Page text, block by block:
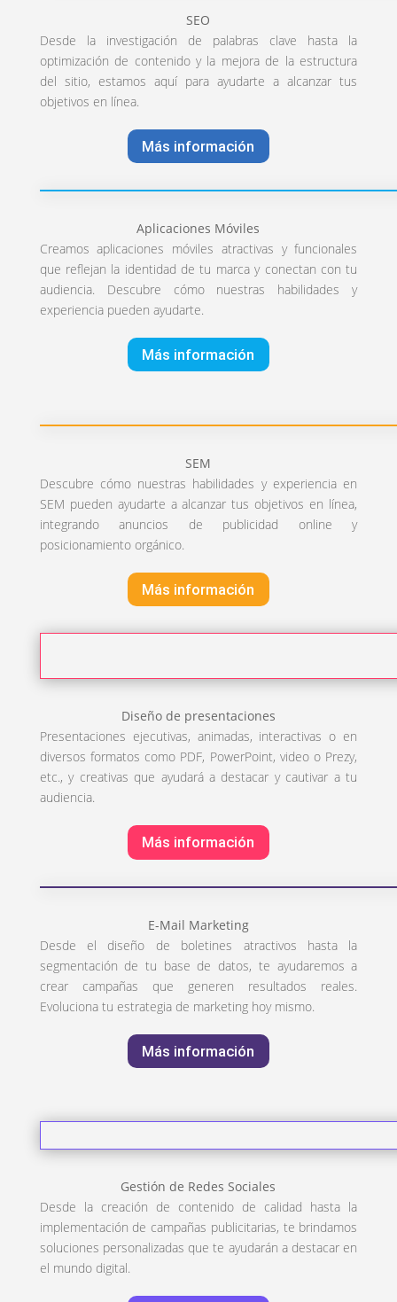
SEO
Desde la investigación de palabras clave hasta la
optimización de contenido y la mejora de la estructura
del sitio, estamos aquí para ayudarte a alcanzar tus
objetivos en línea.
Más información
Aplicaciones Móviles
Creamos aplicaciones móviles atractivas y funcionales
que reflejan la identidad de tu marca y conectan con tu
audiencia. Descubre cómo nuestras habilidades y
experiencia pueden ayudarte.
Más información
SEM
Descubre cómo nuestras habilidades y experiencia en
SEM pueden ayudarte a alcanzar tus objetivos en línea,
integrando anuncios de publicidad online y
posicionamiento orgánico.
Más información
Diseño de presentaciones
Presentaciones ejecutivas, animadas, interactivas o en
diversos formatos como PDF, PowerPoint, video o Prezy,
etc., y creativas que ayudará a destacar y cautivar a tu
audiencia.
Más información
E-Mail Marketing
Desde el diseño de boletines atractivos hasta la
segmentación de tu base de datos, te ayudaremos a
crear campañas que generen resultados reales.
Evoluciona tu estrategia de marketing hoy mismo.
Más información
Gestión de Redes Sociales
Desde la creación de contenido de calidad hasta la
implementación de campañas publicitarias, te brindamos
soluciones personalizadas que te ayudarán a destacar en
el mundo digital.